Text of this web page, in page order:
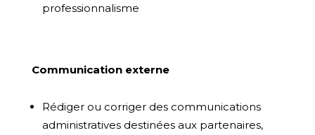
professionnalisme
Communication externe
Rédiger ou corriger des communications
administratives destinées aux partenaires,